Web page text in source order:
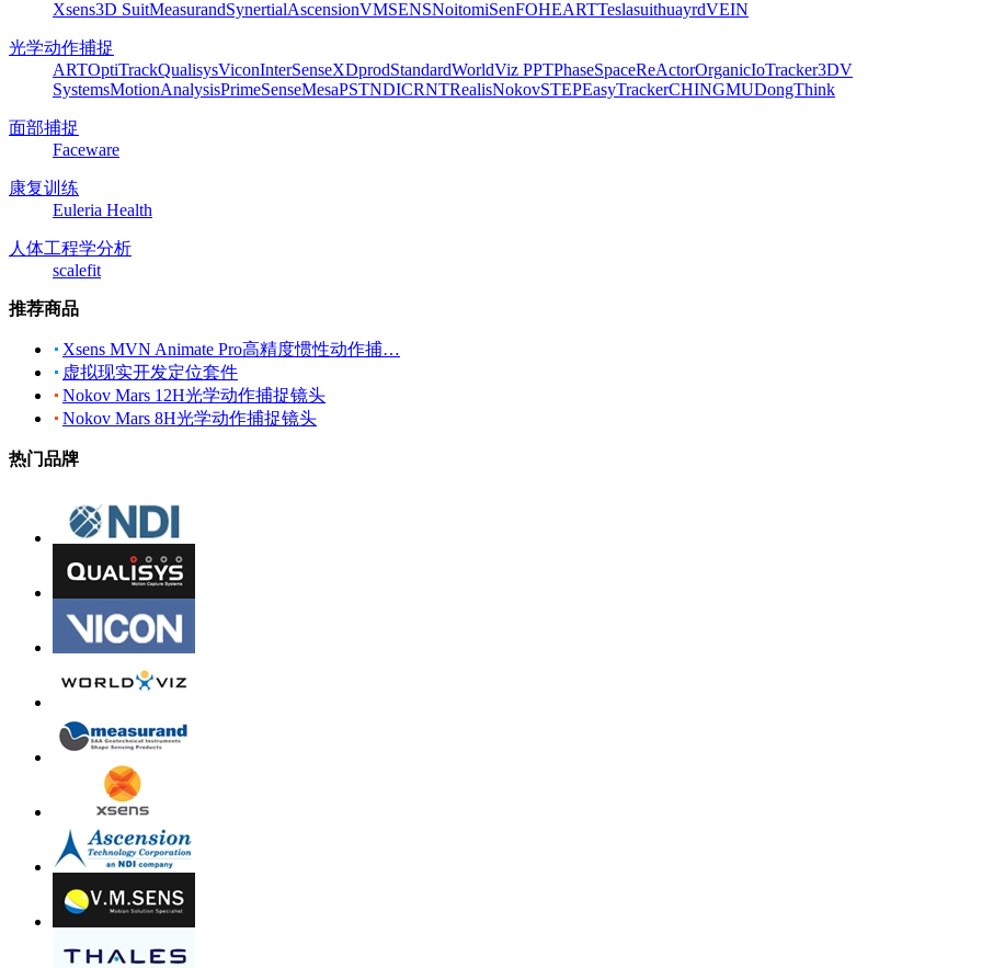
Xsens3D SuitMeasurandSynertialAscensionVMSENSNoitomiSenFOHEARTTeslasuithuayrdVEIN
光学动作捕捉
ARTOptiTrackQualisysViconInterSenseXDprodStandardWorldViz PPTPhaseSpaceReActorOrganicIoTracker3DV
SystemsMotionAnalysisPrimeSenseMesaPSTNDICRNTRealisNokovSTEPEasyTrackerCHINGMUDongThink
面部捕捉
Faceware
康复训练
Euleria Health
人体工程学分析
scalefit
推荐商品
Xsens MVN Animate Pro高精度惯性动作捕…
虚拟现实开发定位套件
Nokov Mars 12H光学动作捕捉镜头
Nokov Mars 8H光学动作捕捉镜头
热门品牌